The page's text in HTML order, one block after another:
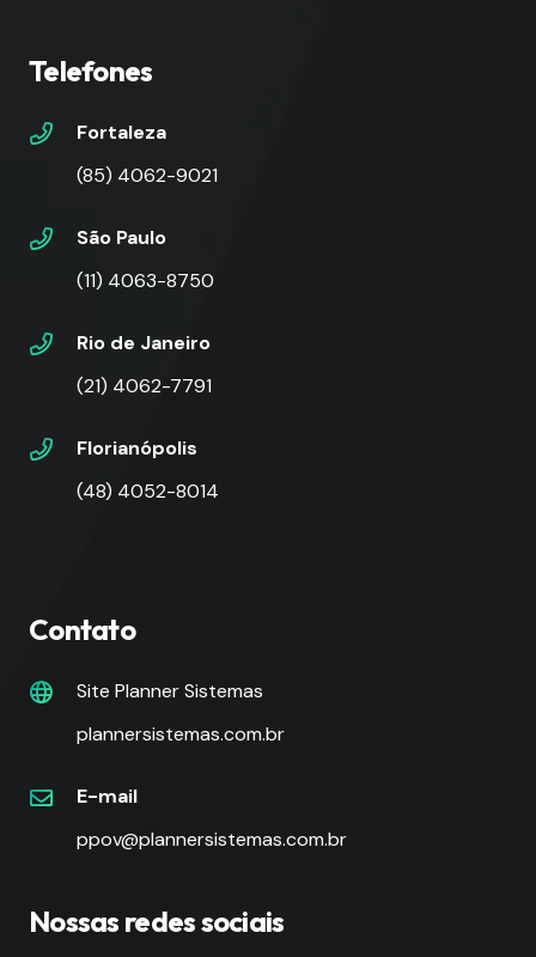
Telefones
Fortaleza
(85) 4062-9021
São Paulo
(11) 4063-8750
Rio de Janeiro
(21) 4062-7791
Florianópolis
(48) 4052-8014
Contato
Site Planner Sistemas
plannersistemas.com.br
E-mail
ppov@plannersistemas.com.br
Nossas redes sociais